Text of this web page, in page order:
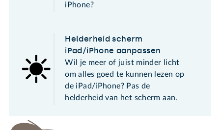
iPhone?
Helderheid scherm
iPad/iPhone aanpassen
Wil je meer of juist minder licht
om alles goed te kunnen lezen op
de iPad/iPhone? Pas de
helderheid van het scherm aan.